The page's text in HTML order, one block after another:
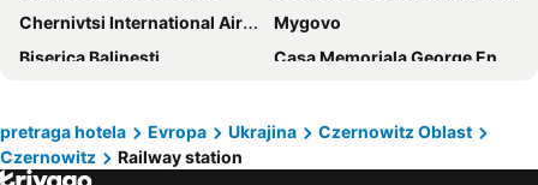
Chernivtsi International Airport
Mygovo
Biserica Balinesti
Casa Memoriala George Enescu
Dniester Canyon
Old castle
Sucevita Monastery
pretraga hotela Evropa Ukrajina
Czernowitz Oblast
Czernowitz
Railway station